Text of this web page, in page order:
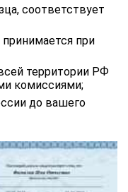
соответствует
при
территории РФ
комиссиями;
до вашего